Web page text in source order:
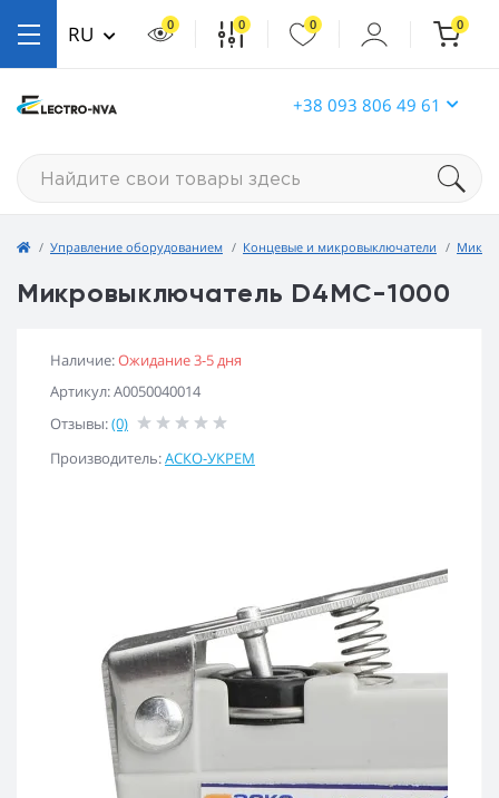
+38 093 806 49 61
RU 0 0 0 0
Управление оборудованием Концевые и микровыключатели
Микровыключатель D4MC-1000
Наличие:Ожидание 3-5 дня
Артикул: A0050040014
Отзывы:(0)
Производитель:АСКО-УКРЕМ